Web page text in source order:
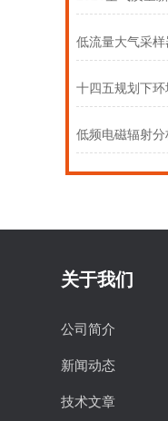
低频电磁辐射
关于我们
公司简介
新闻动态
技术文章